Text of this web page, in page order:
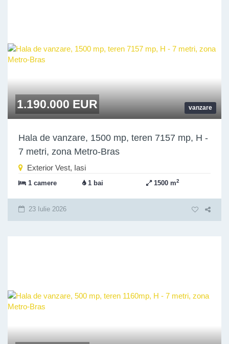
vanzare
1.190.000 EUR
Hala de vanzare, 1500 mp, teren 7157 mp, H -
7 metri, zona Metro-Bras
Exterior Vest, Iasi
1 camere 1 bai 1500 m2
23 Iulie 2026